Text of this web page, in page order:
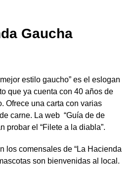
Gaucha
estilo gaucho” es el eslogan
que ya cuenta con 40 años de
Ofrece una carta con varias
carne. La web “Guía de de
probar el “Filete a la diabla”.
los comensales de “La Hacienda
son bienvenidas al local.